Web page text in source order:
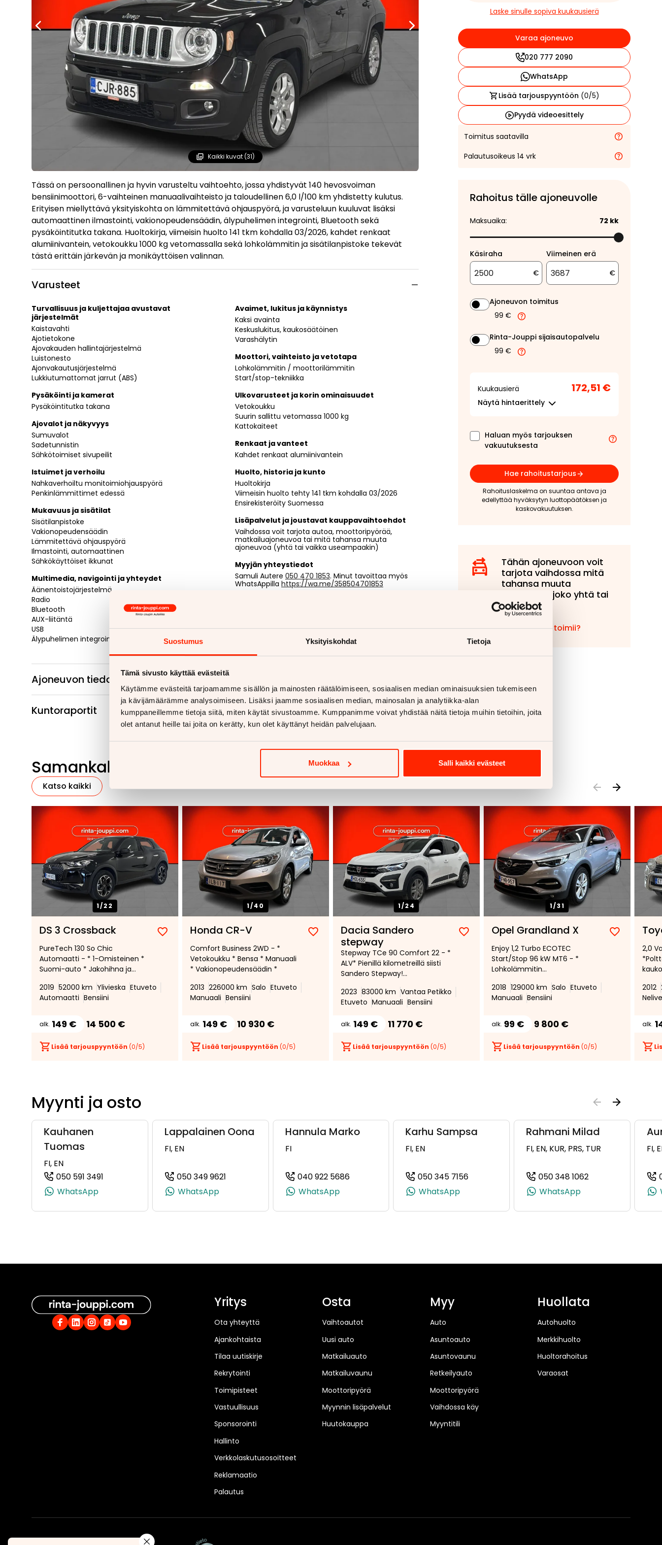
Suostumus Yksityiskohdat Tietoja
Tämä sivusto käyttää evästeitä
Käytämme evästeitä tarjoamamme sisällön ja mainosten räätälöimiseen, sosiaalisen median ominaisuuksien tukemiseen
ja kävijämäärämme analysoimiseen. Lisäksi jaamme sosiaalisen median, mainosalan ja analytiikka-alan
kumppaneillemme tietoja siitä, miten käytät sivustoamme. Kumppanimme voivat yhdistää näitä tietoja muihin tietoihin, joita
olet antanut heille tai joita on kerätty, kun olet käyttänyt heidän palvelujaan.
Muokkaa Salli kaikki evästeet
Kaikki kuvat (31)
Tässä on persoonallinen ja hyvin varusteltu vaihtoehto, jossa yhdistyvät 140 hevosvoiman
bensiinimoottori, 6-vaihteinen manuaalivaihteisto ja taloudellinen 6,0 l/100 km yhdistetty kulutus.
Erityisen miellyttävä yksityiskohta on lämmitettävä ohjauspyörä, ja varusteluun kuuluvat lisäksi
automaattinen ilmastointi, vakionopeudensäädin, älypuhelimen integrointi, Bluetooth sekä
pysäköintitutka takana. Huoltokirja, viimeisin huolto 141 tkm kohdalla 03/2026, kahdet renkaat
alumiinivantein, vetokoukku 1000 kg vetomassalla sekä lohkolämmitin ja sisätilanpistoke tekevät
tästä erittäin järkevän ja monikäyttöisen valinnan.
Varusteet
Turvallisuus ja kuljettajaa avustavat
järjestelmät
Kaistavahti
Ajotietokone
Ajovakauden hallintajärjestelmä
Luistonesto
Ajonvakautusjärjestelmä
Lukkiutumattomat jarrut (ABS)
Pysäköinti ja kamerat
Pysäköintitutka takana
Ajovalot ja näkyvyys
Sumuvalot
Sadetunnistin
Sähkötoimiset sivupeilit
Istuimet ja verhoilu
Nahkaverhoiltu monitoimiohjauspyörä
Penkinlämmittimet edessä
Mukavuus ja sisätilat
Sisätilanpistoke
Vakionopeudensäädin
Lämmitettävä ohjauspyörä
Ilmastointi, automaattinen
Sähkökäyttöiset ikkunat
Multimedia, navigointi ja yhteydet
Äänentoistojärjestelmä
Radio
Bluetooth
AUX-liitäntä
USB
Älypuhelimen integrointi
Avaimet, lukitus ja käynnistys
Kaksi avainta
Keskuslukitus, kaukosäätöinen
Varashälytin
Moottori, vaihteisto ja vetotapa
Lohkolämmitin / moottorilämmitin
Start/stop-tekniikka
Ulkovarusteet ja korin ominaisuudet
Vetokoukku
Suurin sallittu vetomassa 1000 kg
Kattokaiteet
Renkaat ja vanteet
Kahdet renkaat alumiinivantein
Huolto, historia ja kunto
Huoltokirja
Viimeisin huolto tehty 141 tkm kohdalla 03/2026
Ensirekisteröity Suomessa
Lisäpalvelut ja joustavat kauppavaihtoehdot
Vaihdossa voit tarjota autoa, moottoripyörää,
matkailuajoneuvoa tai mitä tahansa muuta
ajoneuvoa (yhtä tai vaikka useampaakin)
Myyjän yhteystiedot
Samuli Autere 050 470 1853. Minut tavoittaa myös
WhatsAppilla https://wa.me/358504701853
Ajoneuvon tiedot
Kuntoraportit
Laske sinulle sopiva kuukausierä
Varaa ajoneuvo
020 777 2090
WhatsApp
Lisää tarjouspyyntöön (0/5)
Pyydä videoesittely
Toimitus saatavilla
Palautusoikeus 14 vrk
Rahoitus tälle ajoneuvolle
Maksuaika: 72 kk
Käsiraha
€
Viimeinen erä
€
Ajoneuvon toimitus
99 €
Rinta-Jouppi sijaisautopalvelu
99 €
Kuukausierä 172,51 €
Näytä hintaerittely
Haluan myös tarjouksen
vakuutuksesta
Hae rahoitustarjous
Rahoituslaskelma on suuntaa antava ja
edellyttää hyväksytyn luottopäätöksen ja
kaskovakuutuksen.
Tähän ajoneuvoon voit
tarjota vaihdossa mitä
tahansa muuta
ajoneuvoa, joko yhtä tai
useampaa!
Miten vaihto toimii?
Samankaltaisia ajoneuvoja
Katso kaikki
1/22
DS 3 Crossback
Lisää
suosikiksi
Poista
suosikeista
PureTech 130 So Chic
Automaatti - * 1-Omisteinen *
Suomi-auto * Jakohihna ja
Moottorilämmitin
sisäpuhaltimella *
2019 52000 km Ylivieska Etuveto
Automaatti Bensiini
alk. 149 € 14 500 €
Lisää tarjouspyyntöön (0/5)
1/40
Honda CR-V
Lisää
suosikiksi
Poista
suosikeista
Comfort Business 2WD - *
Vetokoukku * Bensa * Manuaali
* Vakionopeudensäädin *
2013 226000 km Salo Etuveto
Manuaali Bensiini
alk. 149 € 10 930 €
Lisää tarjouspyyntöön (0/5)
1/24
Dacia Sandero
stepway
Lisää
suosikiksi
Poista
suosikeista
Stepway TCe 90 Comfort 22 - *
ALV* Pienillä kilometreillä siisti
Sandero Stepway!
Lohkolämmitin sisähaaralla *
Peruutustutka * Täydellinen
Bluetooth*
2023 83000 km Vantaa Petikko
Etuveto Manuaali Bensiini
alk. 149 € 11 770 €
Lisää tarjouspyyntöön (0/5)
1/31
Opel Grandland X
Lisää
suosikiksi
Poista
Enjoy 1,2 Turbo ECOTEC
Start/Stop 96 kW MT6 - *
Lohkolämmitin
Lämmitettävä ohjauspyörä *
Vakionopeuden säädin *
2018 129000 km Salo Etuveto
Manuaali Bensiini
alk. 99 € 9 800 €
Lisää tarjouspyyntöön (0/5)
2,0
2012
alk.
Myynti ja osto
Kauhanen
Tuomas
FI, EN
050 591 3491
(+358505913491, 0505913491, +358 50 591 3491)
WhatsApp
Lappalainen Oona
FI, EN
050 349 9621
(+358503499621, 0503499621, +358 50 349 9621)
WhatsApp
Hannula Marko
FI
040 922 5686
(+358409225686, 0409225686, +358 40 922 5686)
WhatsApp
Karhu Sampsa
FI, EN
050 345 7156
(+358503457156, 0503457156, +358 50 345 7156)
WhatsApp
Rahmani Milad
FI, EN, KUR, PRS, TUR
050 348 1062
(+358503481062,
WhatsApp
FI,
Yritys
Ota yhteyttä
Ajankohtaista
Tilaa uutiskirje
Rekrytointi
Toimipisteet
Vastuullisuus
Sponsorointi
Hallinto
Verkkolaskutusosoitteet
Reklamaatio
Palautus
Osta
Vaihtoautot
Uusi auto
Matkailuauto
Matkailuvaunu
Moottoripyörä
Myynnin lisäpalvelut
Huutokauppa
Myy
Auto
Asuntoauto
Asuntovaunu
Retkeilyauto
Moottoripyörä
Vaihdossa käy
Myyntitili
Huollata
Autohuolto
Merkkihuolto
Huoltorahoitus
Varaosat